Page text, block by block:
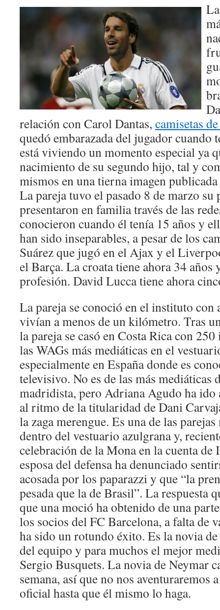
relación con Carol Dantas, camisetas
quedó embarazada del jugador cuando
está viviendo un momento especial ya
nacimiento de su segundo hijo, tal y
mismos en una tierna imagen
La pareja tuvo el pasado 8 de marzo
presentaron en familia través de las
conocieron cuando él tenía 15 años y
han sido inseparables, a pesar de los
Suárez que jugó en el Ajax y el
el Barça. La croata tiene ahora 34 años
profesión. David Lucca tiene ahora
La pareja se conoció en el instituto con
vivían a menos de un kilómetro. Tras
la pareja se casó en Costa Rica con
las WAGs más mediáticas en el
especialmente en España donde es
televisivo. No es de las más mediáticas
madridista, pero Adriana Agudo ha ido
al ritmo de la titularidad de Dani
la zaga merengue. Es una de las
dentro del vestuario azulgrana y,
celebración de la Mona en la cuenta de
esposa del defensa ha denunciado
acosada por los paparazzi y que “la
pesada que la de Brasil”. La respuesta
que una moció ha obtenido de una
los socios del FC Barcelona, a falta de
ha sido un rotundo éxito. Es la novia
del equipo y para muchos el mejor
Sergio Busquets. La novia de Neymar
semana, así que no nos aventuraremos
oficial hasta que él mismo lo haga.